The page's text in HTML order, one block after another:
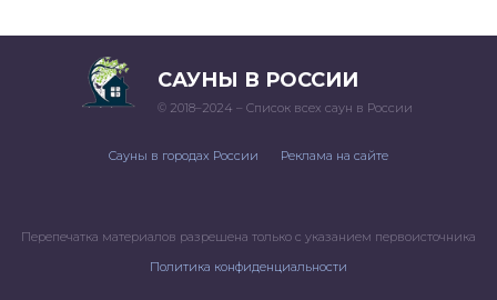
САУНЫ В РОССИИ
© 2018–2024 – Список всех саун в России
Сауны в городах России Реклама на сайте
Перепечатка материалов разрешена только с указанием первоисточника
Политика конфиденциальности